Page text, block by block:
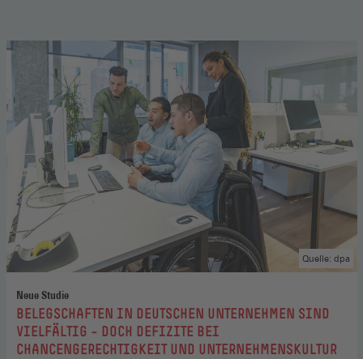
Neue Studie
:BELEGSCHAFTEN IN DEUTSCHEN UNTERNEHMEN SIND
VIELFÄLTIG – DOCH DEFIZITE BEI
CHANCENGERECHTIGKEIT UND UNTERNEHMENSKULTUR
Quelle: dpa